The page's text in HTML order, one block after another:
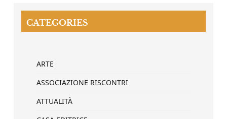
CATEGORIES
ARTE
ASSOCIAZIONE RISCONTRI
ATTUALITÀ